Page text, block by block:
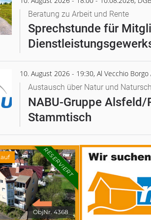
Beratung zu Arbeit und Rente
Sprechstunde für
10. August 2026 - 19:30, Al Vecchio
Austausch über Natur und
NABU-Gruppe
Stammtisch